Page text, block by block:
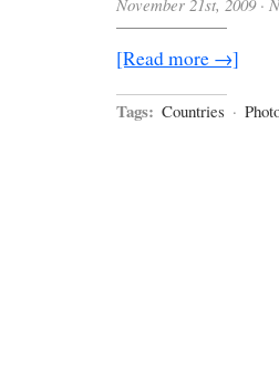
November 21st, 2009·
[Read more →]
Tags: Countries ·